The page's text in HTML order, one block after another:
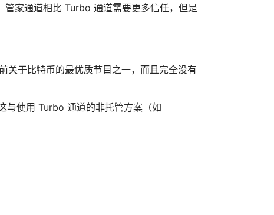
家通道相比 Turbo 通道需要更多信任，但是
于比特币的最优质节目之一，而且完全没有
与使用 Turbo 通道的非托管方案（如